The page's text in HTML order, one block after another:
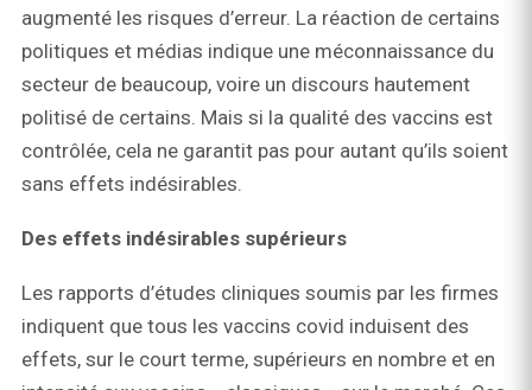
augmenté les risques d’erreur. La réaction de certains
politiques et médias indique une méconnaissance du
secteur de beaucoup, voire un discours hautement
politisé de certains. Mais si la qualité des vaccins est
contrôlée, cela ne garantit pas pour autant qu’ils soient
sans effets indésirables.
Des effets indésirables supérieurs
Les rapports d’études cliniques soumis par les firmes
indiquent que tous les vaccins covid induisent des
effets, sur le court terme, supérieurs en nombre et en